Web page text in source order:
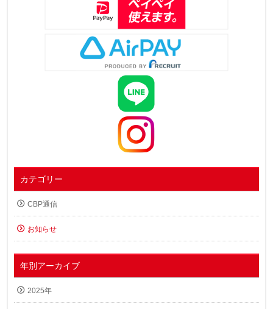
カテゴリー
CBP通信
お知らせ
年別アーカイブ
2025年